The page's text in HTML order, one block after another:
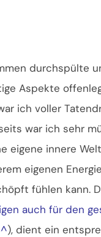
durchspülte
Aspekte
ich voller
war ich sehr
eigene innere
eigenen
fühlen kann.
auch für den
), dient ein